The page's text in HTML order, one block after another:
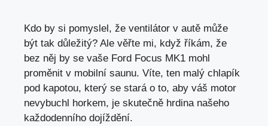
Kdo by si pomyslel, že ventilátor v autě může
být tak důležitý? Ale věřte mi, když říkám, že
bez něj by se vaše Ford Focus MK1 mohl
proměnit v mobilní saunu. Víte, ten malý chlapík
pod kapotou, který se stará o to, aby váš motor
nevybuchl horkem, je skutečně hrdina našeho
každodenního dojíždění.